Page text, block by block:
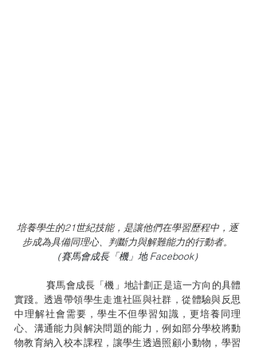
培養學生的21世紀技能，是讓他們在學習歷程中，逐
步成為具備同理心、 判斷力與解難能力的行動者。
（賽馬會成長「機」地 Facebook）
	賽馬會成長「機」地計劃正是這一方向的具體
實踐。透過帶領學生走進社區與社群，從體驗與反思
中理解社會需要，學生不但學習知識，更培養同理
心、溝通能力與解決問題的能力，例如部分學校將動
物教育納入校本課程，讓學生透過照顧小動物，學習